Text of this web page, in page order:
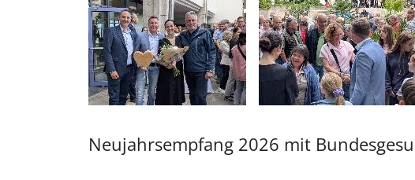
Neujahrsempfang 2026 mit